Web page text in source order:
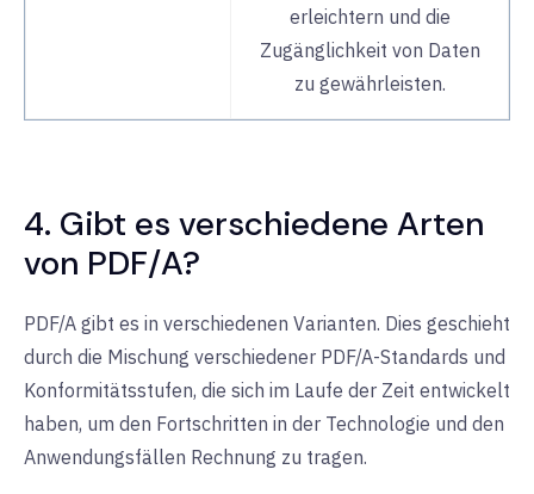
erleichtern und die
Zugänglichkeit von Daten
zu gewährleisten.
4. Gibt es verschiedene Arten
von PDF/A?
PDF/A gibt es in verschiedenen Varianten. Dies geschieht
durch die Mischung verschiedener PDF/A-Standards und
Konformitätsstufen, die sich im Laufe der Zeit entwickelt
haben, um den Fortschritten in der Technologie und den
Anwendungsfällen Rechnung zu tragen.